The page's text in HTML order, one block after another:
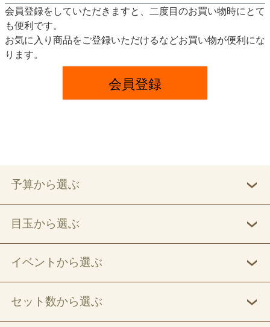
会員登録をしていただきますと、二度目のお買い物時にとて
も便利です。
お気に入り商品をご登録いただけるなどお買い物が便利にな
ります。
会員登録
予算から選ぶ
目玉から選ぶ
イベントから選ぶ
セット数から選ぶ